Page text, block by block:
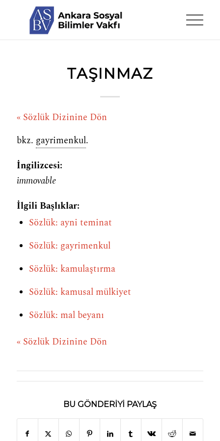
TAŞINMAZ
« Sözlük Dizinine Dön
bkz. gayrimenkul.
İngilizcesi:
immovable
İlgili Başlıklar:
Sözlük: ayni teminat
Sözlük: gayrimenkul
Sözlük: kamulaştırma
Sözlük: kamusal mülkiyet
Sözlük: mal beyanı
« Sözlük Dizinine Dön
BU GÖNDERIYI PAYLAŞ